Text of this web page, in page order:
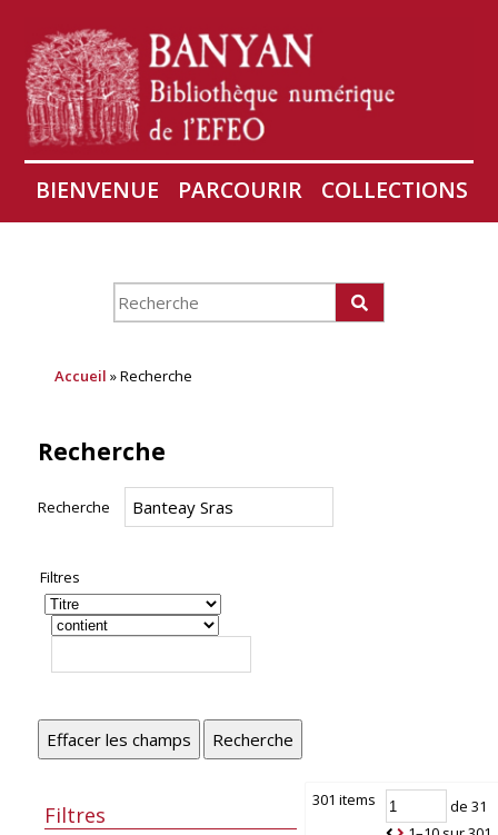
BIENVENUE PARCOURIR
COLLECTIONS
AIRES
CONSERVATION D'ANGKOR
Accueil » Recherche
Recherche
Recherche
Filtres
Effacer les champs Recherche
301 items
de 31
Filtres